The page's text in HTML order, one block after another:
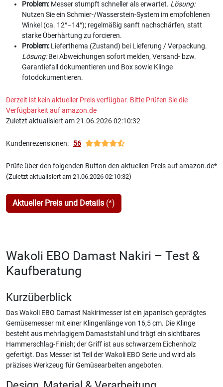
Problem: Messer stumpft schneller als erwartet. Lösung:
Nutzen Sie ein Schmier-/Wasserstein-System im empfohlenen
Winkel (ca. 12°–14°); regelmäßig sanft nachschärfen, statt
starke Überhärtung zu forcieren.
Problem: Lieferthema (Zustand) bei Lieferung / Verpackung.
Lösung:Bei Abweichungen sofort melden, Versand- bzw.
Garantiefall dokumentieren und Box sowie Klinge
fotodokumentieren.
Derzeit ist kein aktueller Preis verfügbar. Bitte Prüfen Sie die
Verfügbarkeit auf amazon.de
Zuletzt aktualisiert am 21.06.2026 02:10:32
Kundenrezensionen: 56
Prüfe über den folgenden Button den aktuellen Preis auf amazon.de*
(Zuletzt aktualisiert am 21.06.2026 02:10:32)
Aktueller Preis und Details (*)
Wakoli EBO Damast Nakiri – Test &
Kaufberatung
Kurzüberblick
Das Wakoli EBO Damast Nakirimesser ist ein japanisch geprägtes
Gemüsemesser mit einer Klingenlänge von 16,5 cm. Die Klinge
besteht aus mehrlagigem Damaststahl und trägt ein sichtbares
Hammerschlag-Finish; der Griff ist aus schwarzem Eichenholz
gefertigt. Das Messer ist Teil der Wakoli EBO Serie und wird als
präzises Werkzeug für Gemüsearbeiten angeboten.